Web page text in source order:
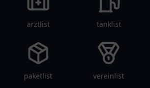
arztlist tanklist
paketlist vereinlist